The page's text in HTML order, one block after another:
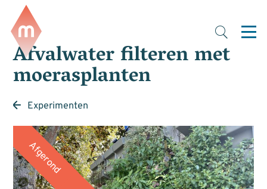
Afvalwater filteren met
moerasplanten
Experimenten
Afgerond